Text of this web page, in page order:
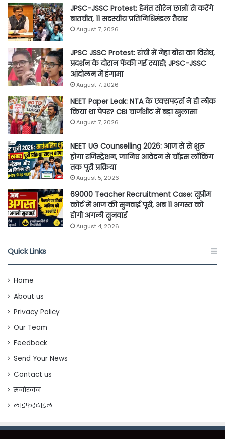
JPSC-JSSC Protest: हेमंत सोरेन छात्रों से करेंगे
बातचीत, 11 सदस्यीय प्रतिनिधिमंडल तैयार
August 7, 2026
JPSC JSSC Protest: रांची में नेहा बोरा का विरोध,
प्रदर्शन के दौरान फेंकी गई स्याही; JPSC-JSSC
आंदोलन में हंगामा
August 7, 2026
NEET Paper Leak: NTA के एक्सपर्ट्स ने ही लीक
किया था पेपर? CBI चार्जशीट में बड़ा खुलासा
August 7, 2026
NEET UG Counselling 2026: आज से से शुरू
होगा रजिस्ट्रेशन, जानिए आवेदन से चॉइस लॉकिंग
तक पूरी प्रक्रिया
August 5, 2026
69000 Teacher Recruitment Case: सुप्रीम
कोर्ट में आज की सुनवाई पूरी, अब 11 अगस्त को
होगी अगली सुनवाई
August 4, 2026
Quick Links
Home
About us
Privacy Policy
Our Team
Feedback
Send Your News
Contact us
मनोरंजन
लाइफस्टाइल